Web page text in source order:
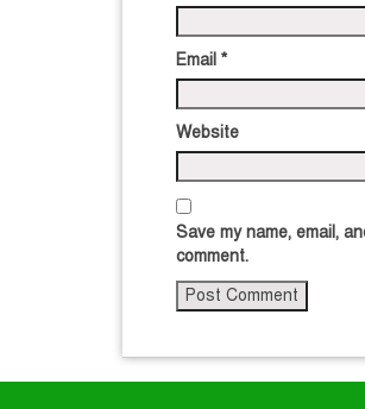
Email *
Website
Save my name, email,
comment.